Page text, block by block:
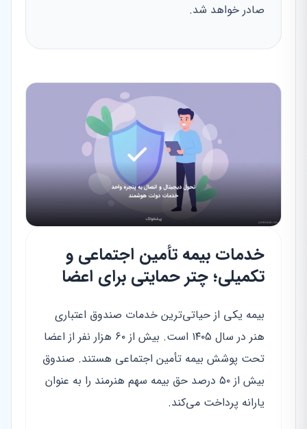
صادر خواهد شد.
خدمات بیمه تأمین اجتماعی و
تکمیلی؛ چتر حمایتی برای اعضا
بیمه یکی از حیاتی‌ترین خدمات صندوق اعتباری
هنر در سال ۱۴۰۵ است. بیش از ۶۰ هزار نفر از اعضا
تحت پوشش بیمه تأمین اجتماعی هستند. صندوق
بیش از ۵۰ درصد حق بیمه سهم هنرمند را به عنوان
یارانه پرداخت می‌کند.